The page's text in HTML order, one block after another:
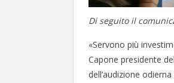
Di seguito il
«Servono più
Capone presidente
dell’audizione